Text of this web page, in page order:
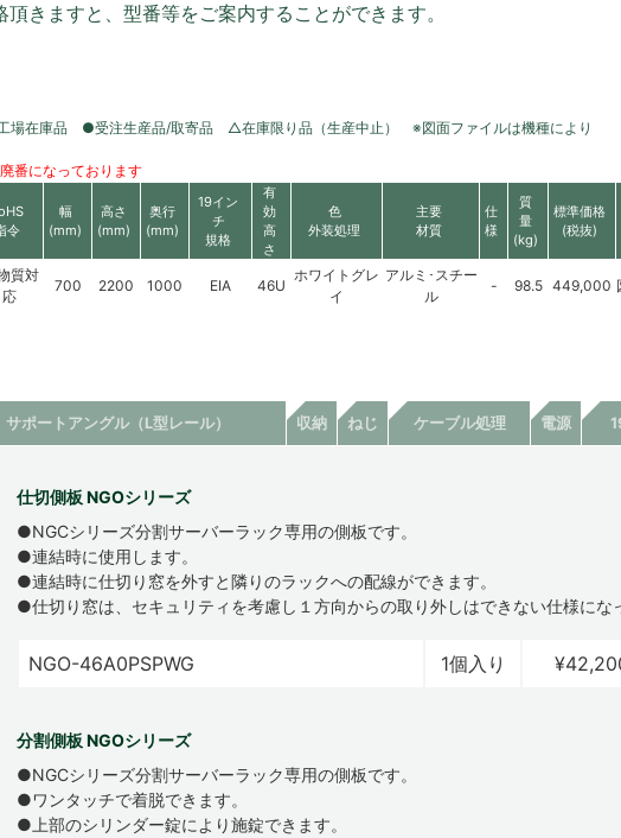
きますと、型番等をご案内することができます。
在庫品 ●受注生産品/取寄品 △在庫限り品（生産中止） ※図面ファイルは機種により
番になっております
令
幅
(mm)
高さ
(mm)
奥行
(mm)
19イン
チ
規格
有
効
高
さ
色
外装処理
主要
材質
仕
様
質
量
(kg)
標準価格
(税抜)
質対
応
700 2200 1000 EIA 46U
ホワイトグレ
イ
アルミ･スチー
ル
- 98.5 449,000
サポートアングル（L型レール） 収納 ねじ ケーブル処理 電源
仕切側板 NGOシリーズ
●NGCシリーズ分割サーバーラック専用の側板です。
●連結時に使用します。
●連結時に仕切り窓を外すと隣りのラックへの配線ができます。
●仕切り窓は、セキュリティを考慮し１方向からの取り外しはできない仕様にな
NGO-46A0PSPWG 1個入り
分割側板 NGOシリーズ
●NGCシリーズ分割サーバーラック専用の側板です。
●ワンタッチで着脱できます。
●上部のシリンダー錠により施錠できます。